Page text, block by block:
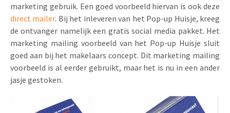
marketing gebruik. Een goed voorbeeld hiervan is ook deze
direct mailer. Bij het inleveren van het Pop-up Huisje, kreeg
de ontvanger namelijk een gratis social media pakket. Het
marketing mailing voorbeeld van het Pop-up Huisje sluit
goed aan bij het makelaars concept. Dit marketing mailing
voorbeeld is al eerder gebruikt, maar het is nu in een ander
jasje gestoken.
Andere opvallende mailings
Alle producten
Horeca Marketing
Food Marketing